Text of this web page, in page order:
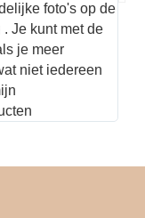
foto's op de
Je kunt met de
je meer
niet iedereen